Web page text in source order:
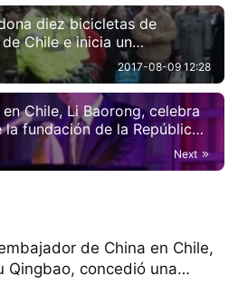
diez bicicletas de
Chile e inicia un
en seguridad2017-08-09 12:28
Chile, Li Baorong, celebra
la fundación de la República
Next
de China en Chile,
Qingbao, concedió una